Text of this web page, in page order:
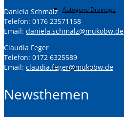
Autogene Drainage
Mobilisation
Daniela Schmalz
Telefon: 0176 23571158
Email: daniela.schmalz@mukobw.de
Claudia Feger
Telefon: 0172 6325589
Email: claudia.feger@mukobw.de
Newsthemen